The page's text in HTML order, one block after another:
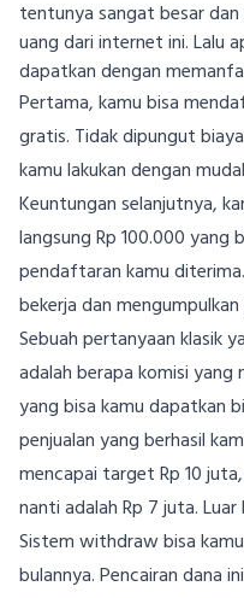
tentunya sangat besar
uang dari internet ini. Lalu
dapatkan dengan
Pertama, kamu bisa
gratis. Tidak dipungut
kamu lakukan dengan
Keuntungan selanjutnya,
langsung Rp 100.000 yang
pendaftaran kamu
bekerja dan
Sebuah pertanyaan klasik
adalah berapa komisi yang
yang bisa kamu dapatkan
penjualan yang berhasil
mencapai target Rp 10
nanti adalah Rp 7 juta. Luar
Sistem withdraw bisa
bulannya. Pencairan dana